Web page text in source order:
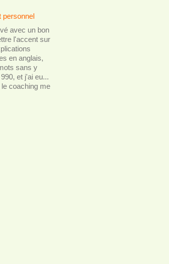
personnel
avec un bon
l'accent sur
en anglais,
sans y
et j'ai eu...
coaching me